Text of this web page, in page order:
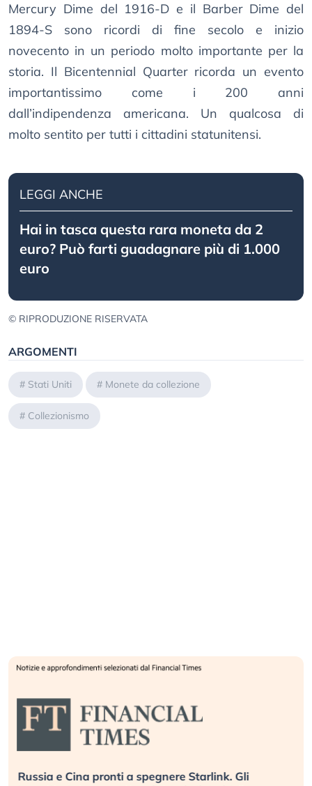
Mercury Dime del 1916-D e il Barber Dime del
1894-S sono ricordi di fine secolo e inizio
novecento in un periodo molto importante per la
storia. Il Bicentennial Quarter ricorda un evento
importantissimo come i 200 anni
dall’indipendenza americana. Un qualcosa di
molto sentito per tutti i cittadini statunitensi.
LEGGI ANCHE
Hai in tasca questa rara moneta da 2
euro? Può farti guadagnare più di 1.000
euro
© RIPRODUZIONE RISERVATA
ARGOMENTI
# Stati Uniti # Monete da collezione
# Collezionismo
Russia e Cina pronti a spegnere Starlink. Gli